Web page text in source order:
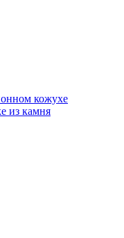
кожухе
из камня